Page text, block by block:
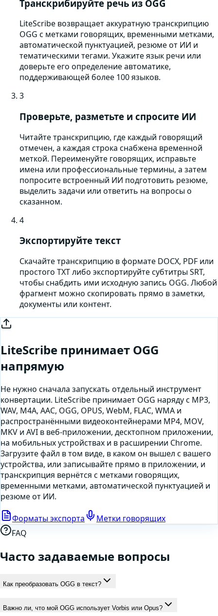
Транскрибируйте речь из OGG
LiteScribe возвращает аккуратную транскрипцию
OGG с метками говорящих, временными метками,
автоматической пунктуацией, резюме от ИИ и
тематическими тегами. Укажите язык речи или
доверьте его определение автоматике,
поддерживающей более 100 языков.
3
Проверьте, разметьте и спросите ИИ
Читайте транскрипцию, где каждый говорящий
отмечен, а каждая строка снабжена временной
меткой. Переименуйте говорящих, исправьте
имена или профессиональные термины, а затем
попросите встроенный ИИ подготовить резюме,
выделить задачи или ответить на вопросы о
сказанном.
4
Экспортируйте текст
Скачайте транскрипцию в формате DOCX, PDF или
простого TXT либо экспортируйте субтитры SRT,
чтобы снабдить ими исходную запись OGG. Любой
фрагмент можно скопировать прямо в заметки,
документы или контент.
LiteScribe принимает OGG
напрямую
Не нужно сначала запускать отдельный инструмент
конвертации. LiteScribe принимает OGG наряду с MP3,
WAV, M4A, AAC, OGG, OPUS, WebM, FLAC, WMA и
распространёнными видеоконтейнерами MP4, MOV,
MKV и AVI в веб-приложении, десктопном приложении,
на мобильных устройствах и в расширении Chrome.
Загрузите файл в том виде, в каком он вышел с вашего
устройства, или записывайте прямо в приложении, и
транскрипция вернётся с метками говорящих,
временными метками, автоматической пунктуацией и
резюме от ИИ.
Форматы экспорта
Метки говорящих
FAQ
Часто задаваемые вопросы
Как преобразовать OGG в текст?
Важно ли, что мой OGG использует Vorbis или Opus?